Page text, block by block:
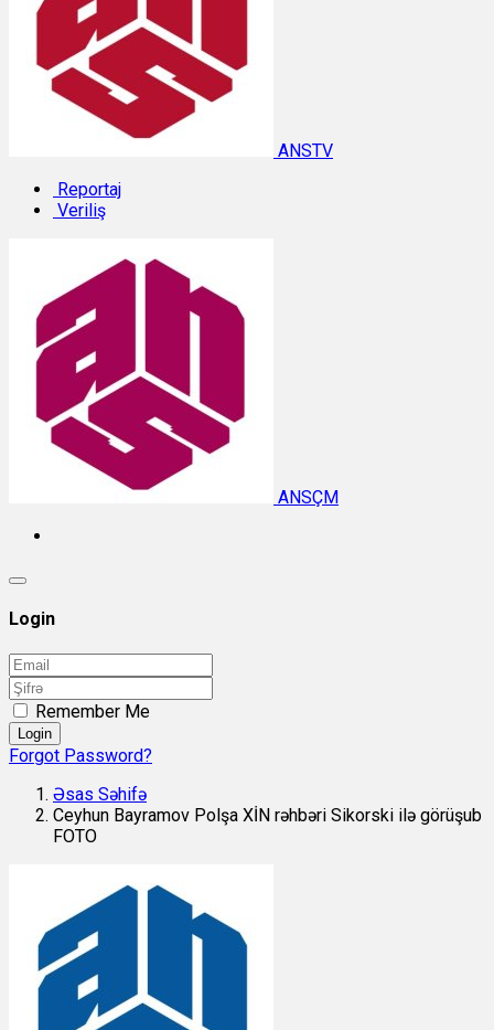
ANSTV
Reportaj
Veriliş
ANSÇM
Login
Remember Me
Login
Forgot Password?
Əsas Səhifə
Ceyhun Bayramov Polşa XİN rəhbəri Sikorski ilə görüşub
FOTO